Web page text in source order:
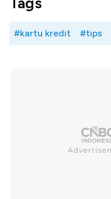
#kartu kredit #tips